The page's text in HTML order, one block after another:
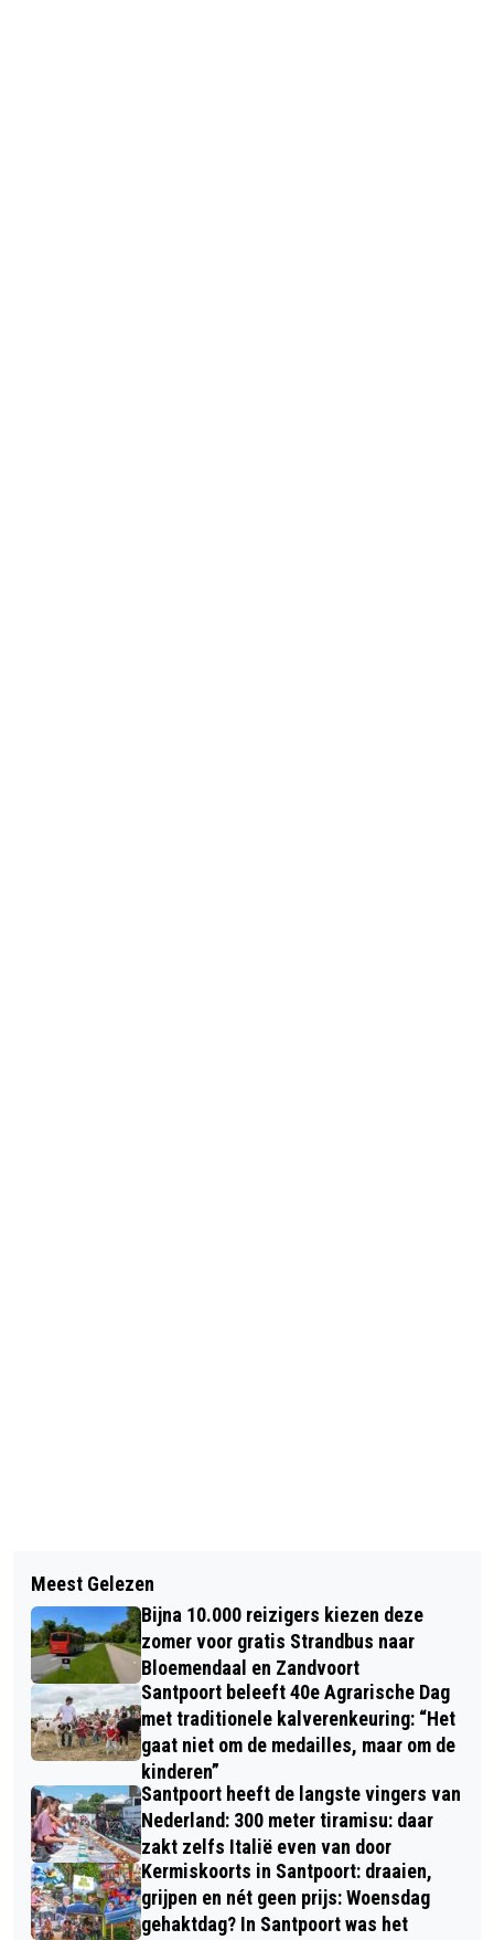
DUINFIETSPADEN AFGESLOTEN ROND
FORMULE 1
TWEE NACHTEN PERSEÏDENREGEN: 65
METEOREN PER UUR ZICHTBAAR MET
BLOTE OOG
Meest Gelezen
Bijna 10.000 reizigers kiezen deze
zomer voor gratis Strandbus naar
Bloemendaal en Zandvoort
Santpoort beleeft 40e Agrarische Dag
met traditionele kalverenkeuring: “Het
gaat niet om de medailles, maar om de
kinderen”
Santpoort heeft de langste vingers van
Nederland: 300 meter tiramisu: daar
zakt zelfs Italië even van door
Kermiskoorts in Santpoort: draaien,
grijpen en nét geen prijs: Woensdag
gehaktdag? In Santpoort was het